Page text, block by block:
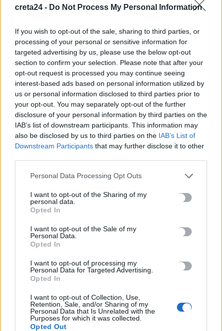
creta24 - Do Not Process My Personal Information
If you wish to opt-out of the sale, sharing to third parties, or
processing of your personal or sensitive information for
targeted advertising by us, please use the below opt-out
section to confirm your selection. Please note that after your
opt-out request is processed you may continue seeing
interest-based ads based on personal information utilized by
us or personal information disclosed to third parties prior to
your opt-out. You may separately opt-out of the further
disclosure of your personal information by third parties on the
IAB’s list of downstream participants. This information may
also be disclosed by us to third parties on the IAB’s List of
Downstream Participants that may further disclose it to other
Personal Data Processing Opt Outs
I want to opt-out of the Sharing of my
personal data.
Opted In
I want to opt-out of the Sale of my
Personal Data.
Opted In
I want to opt-out of processing my
Personal Data for Targeted Advertising.
Opted In
I want to opt-out of Collection, Use,
Retention, Sale, and/or Sharing of my
Personal Data that Is Unrelated with the
Purposes for which it was collected.
Opted Out
Λύθηκε το μυστήριο με τον μασκοφόρο
στην κηδεία του Αλί Χαμενεΐ
Το μυστήριο γύρω από τον άνδρα με τη μαύρη μάσκα που
Newsroom